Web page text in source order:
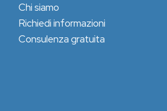
Chi siamo
Richiedi informazioni
Consulenza gratuita